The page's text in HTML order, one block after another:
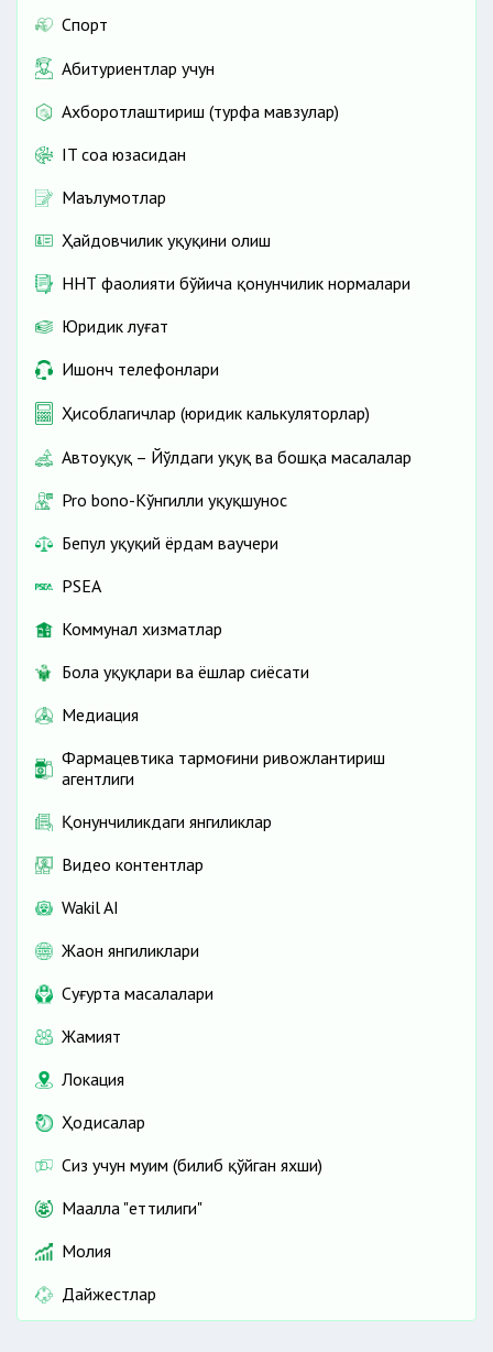
Спорт
Абитуриентлар учун
Ахборотлаштириш (турфа мавзулар)
IT соҳа юзасидан
Маълумотлар
Ҳайдовчилик ҳуқуқини олиш
ННТ фаолияти бўйича қонунчилик нормалари
Юридик луғат
Ишонч телефонлари
Ҳисоблагичлар (юридик калькуляторлар)
Автоҳуқуқ – Йўлдаги ҳуқуқ ва бошқа масалалар
Pro bono-Кўнгилли ҳуқуқшунос
Бепул ҳуқуқий ёрдам ваучери
PSEA
Коммунал хизматлар
Бола ҳуқуқлари ва ёшлар сиёсати
Медиация
Фармацевтика тармоғини ривожлантириш
агентлиги
Қонунчиликдаги янгиликлар
Видео контентлар
Wakil AI
Жаҳон янгиликлари
Cуғурта масалалари
Жамият
Локация
Ҳодисалар
Сиз учун муҳим (билиб қўйган яхши)
Маҳалла "еттилиги"
Молия
Дайжестлар